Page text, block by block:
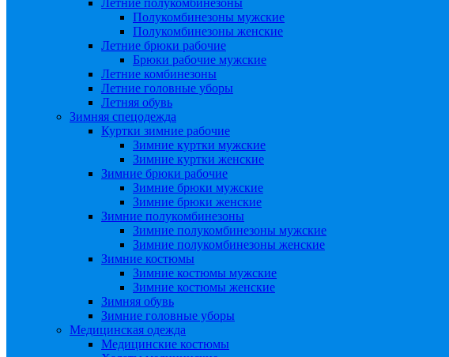
Летние полукомбинезоны
Полукомбинезоны мужские
Полукомбинезоны женские
Летние брюки рабочие
Брюки рабочие мужские
Летние комбинезоны
Летние головные уборы
Летняя обувь
Зимняя спецодежда
Куртки зимние рабочие
Зимние куртки мужские
Зимние куртки женские
Зимние брюки рабочие
Зимние брюки мужские
Зимние брюки женские
Зимние полукомбинезоны
Зимние полукомбинезоны мужские
Зимние полукомбинезоны женские
Зимние костюмы
Зимние костюмы мужские
Зимние костюмы женские
Зимняя обувь
Зимние головные уборы
Медицинская одежда
Медицинские костюмы